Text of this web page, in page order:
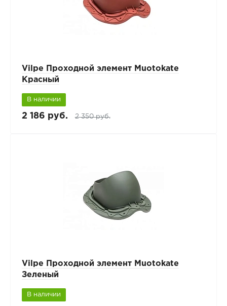
Vilpe Проходной элемент Muotokate
Красный
В наличии
2 186 руб. 2 350 руб.
Vilpe Проходной элемент Muotokate
Зеленый
В наличии